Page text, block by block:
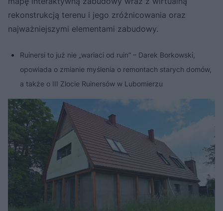
rekonstrukcją terenu i jego zróżnicowania oraz
najważniejszymi elementami zabudowy.
Ruinersi to już nie „wariaci od ruin” – Darek Borkowski,
opowiada o zmianie myślenia o remontach starych domów,
a także o III Zlocie Ruinersów w Lubomierzu